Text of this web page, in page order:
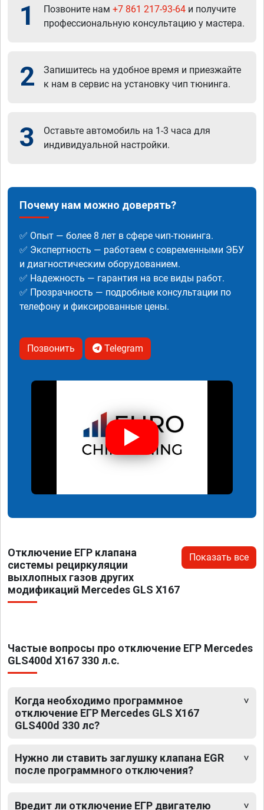
1 Позвоните нам +7 861 217-93-64 и получите
профессиональную консультацию у мастера.
2
Запишитесь на удобное время и приезжайте
к нам в сервис на установку чип тюнинга.
3
Оставьте автомобиль на 1-3 часа для
индивидуальной настройки.
Почему нам можно доверять?
✅ Опыт — более 8 лет в сфере чип-тюнинга.
✅ Экспертность — работаем с современными ЭБУ
и диагностическим оборудованием.
✅ Надежность — гарантия на все виды работ.
✅ Прозрачность — подробные консультации по
телефону и фиксированные цены.
Позвонить Telegram
Отключение ЕГР клапана
системы рециркуляции
выхлопных газов других
модификаций Mercedes GLS X167
Показать все
Частые вопросы про отключение ЕГР Mercedes
GLS400d X167 330 л.с.
Когда необходимо программное
отключение ЕГР Mercedes GLS X167
GLS400d 330 лс?
Нужно ли ставить заглушку клапана EGR
после программного отключения?
Вредит ли отключение ЕГР двигателю